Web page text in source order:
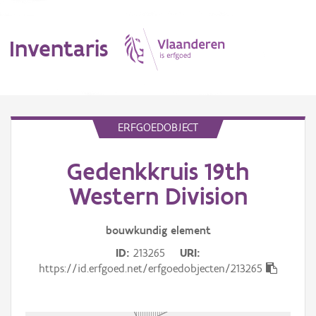
Inventaris
Erfgoedobject
Aanduidingsobject
ERFGOEDOBJECT
Gedenkkruis 19th
Western Division
bouwkundig element
ID 213265
URI
https://id.erfgoed.net/erfgoedobjecten/213265